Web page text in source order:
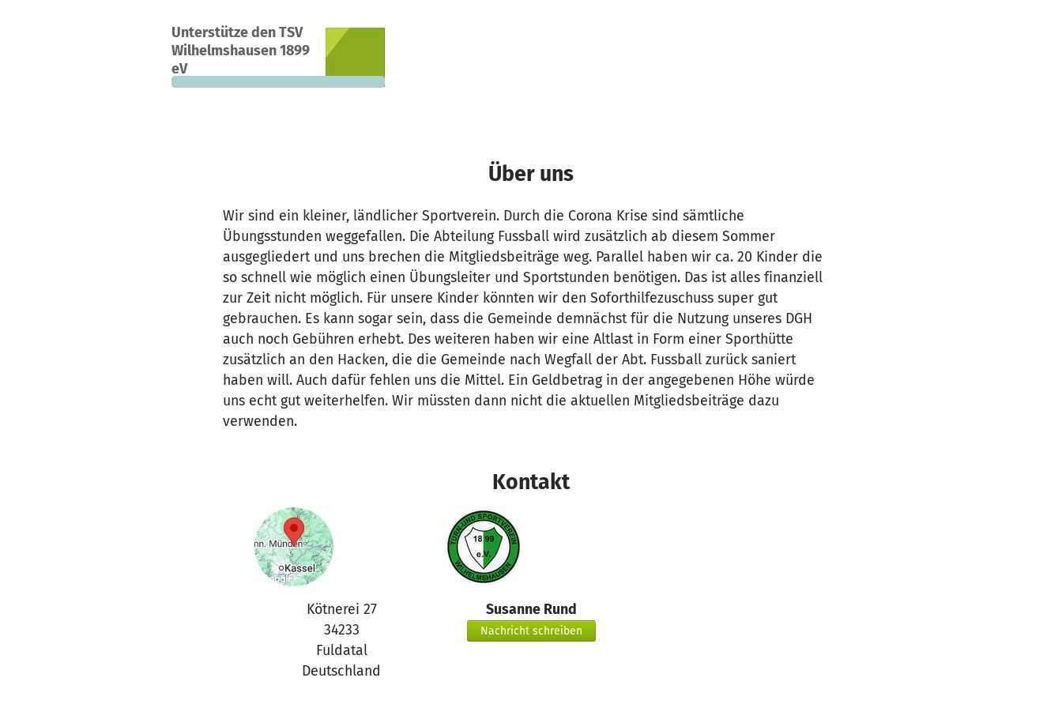
Unterstütze den TSV
Wilhelmshausen 1899
eV
0
Spenden
0 % 5.400 €
Über uns
Wir sind ein kleiner, ländlicher Sportverein. Durch die Corona Krise sind sämtliche
Übungsstunden weggefallen. Die Abteilung Fussball wird zusätzlich ab diesem Sommer
ausgegliedert und uns brechen die Mitgliedsbeiträge weg. Parallel haben wir ca. 20 Kinder die
so schnell wie möglich einen Übungsleiter und Sportstunden benötigen. Das ist alles finanziell
zur Zeit nicht möglich. Für unsere Kinder könnten wir den Soforthilfezuschuss super gut
gebrauchen. Es kann sogar sein, dass die Gemeinde demnächst für die Nutzung unseres DGH
auch noch Gebühren erhebt. Des weiteren haben wir eine Altlast in Form einer Sporthütte
zusätzlich an den Hacken, die die Gemeinde nach Wegfall der Abt. Fussball zurück saniert
haben will. Auch dafür fehlen uns die Mittel. Ein Geldbetrag in der angegebenen Höhe würde
uns echt gut weiterhelfen. Wir müssten dann nicht die aktuellen Mitgliedsbeiträge dazu
verwenden.
Kontakt
Kötnerei 27
34233
Fuldatal
Deutschland
Susanne Rund
Nachricht schreiben